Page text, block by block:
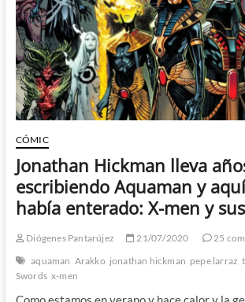
el
sueño
mutante…
en
Marte
(Arakko)
CÓMIC
Jonathan Hickman lleva
escribiendo Aquaman y
había enterado: X-men y
Diógenes Pantarújez 21/07/2020
25
aquaman Arakko jonathan hickman pepe larraz
Swords x-men